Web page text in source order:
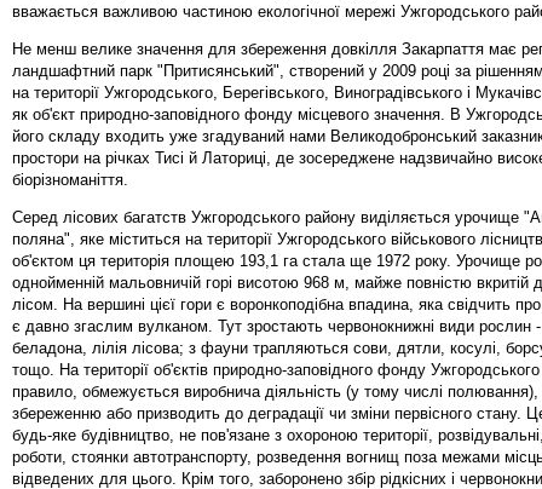
вважається важливою частиною екологічної мережі Ужгородського
Не менш велике значення для збереження довкілля Закарпаття має
ландшафтний парк "Притисянський", створений у 2009 році за
на території Ужгородського, Берегівського, Виноградівського і
як об'єкт природно-заповідного фонду місцевого значення. В
його складу входить уже згадуваний нами Великодобронський
простори на річках Тисі й Латориці, де зосереджене надзвичайно
біорізноманіття.
Серед лісових багатств Ужгородського району виділяється урочище
поляна", яке міститься на території Ужгородського військового
об'єктом ця територія площею 193,1 га стала ще 1972 року. Урочище
однойменній мальовничій горі висотою 968 м, майже повністю вкритій
лісом. На вершині цієї гори є воронкоподібна впадина, яка свідчить
є давно згаслим вулканом. Тут зростають червонокнижні види рослин -
беладона, лілія лісова; з фауни трапляються сови, дятли, косулі,
тощо. На території об'єктів природно-заповідного фонду
правило, обмежується виробнича діяльність (у тому числі
збереженню або призводить до деградації чи зміни первісного стану.
будь-яке будівництво, не пов'язане з охороною території,
роботи, стоянки автотранспорту, розведення вогнищ поза межами
відведених для цього. Крім того, заборонено збір рідкісних і